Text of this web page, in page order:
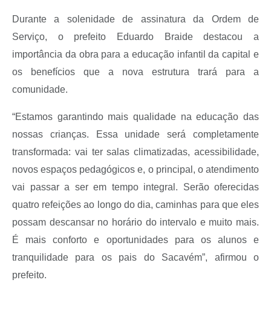
Durante a solenidade de assinatura da Ordem de
Serviço, o prefeito Eduardo Braide destacou a
importância da obra para a educação infantil da capital e
os benefícios que a nova estrutura trará para a
comunidade.
“Estamos garantindo mais qualidade na educação das
nossas crianças. Essa unidade será completamente
transformada: vai ter salas climatizadas, acessibilidade,
novos espaços pedagógicos e, o principal, o atendimento
vai passar a ser em tempo integral. Serão oferecidas
quatro refeições ao longo do dia, caminhas para que eles
possam descansar no horário do intervalo e muito mais.
É mais conforto e oportunidades para os alunos e
tranquilidade para os pais do Sacavém”, afirmou o
prefeito.